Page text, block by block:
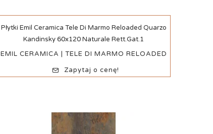
Płytki Emil Ceramica Tele Di Marmo Reloaded Quarzo
Kandinsky 60x120 Naturale Rett.Gat.1
EMIL CERAMICA | TELE DI MARMO RELOADED
Zapytaj o cenę!
Szybki podgląd